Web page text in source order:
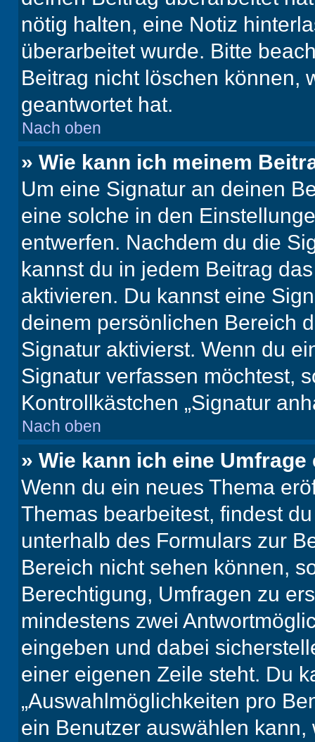
nötig halten, eine Notiz
überarbeitet wurde. Bitte
Beitrag nicht löschen können,
geantwortet hat.
Nach oben
» Wie kann ich meinem
Um eine Signatur an deinen
eine solche in den
entwerfen. Nachdem du die
kannst du in jedem Beitrag
aktivieren. Du kannst eine
deinem persönlichen Bereich
Signatur aktivierst. Wenn du
Signatur verfassen möchtest,
Kontrollkästchen „Signatur
Nach oben
» Wie kann ich eine
Wenn du ein neues Thema
Themas bearbeitest, findest
unterhalb des Formulars zur
Bereich nicht sehen können,
Berechtigung, Umfragen zu
mindestens zwei
eingeben und dabei
einer eigenen Zeile steht. Du
„Auswahlmöglichkeiten pro
ein Benutzer auswählen